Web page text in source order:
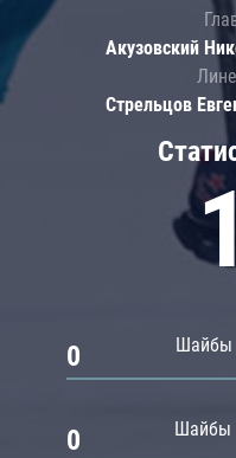
Шайбы
0
Шайбы
0
Акузовский
Стрельцов